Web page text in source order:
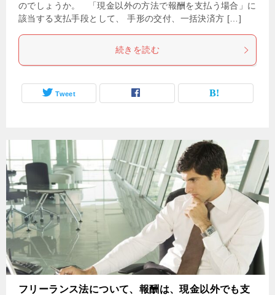
のでしょうか。 「現金以外の方法で報酬を支払う場合」に
該当する支払手段として、 手形の交付、一括決済方 […]
続きを読む
Tweet
フリーランス法について、報酬は、現金以外でも支